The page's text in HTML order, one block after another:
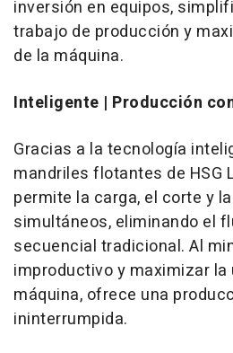
inversión en equipos,
trabajo de producción y
de la máquina.
Inteligente | Producción
Gracias a la tecnología
mandriles flotantes de HSG
permite la carga, el corte y
simultáneos, eliminando el
secuencial tradicional. Al
improductivo y maximizar
máquina, ofrece una
ininterrumpida.